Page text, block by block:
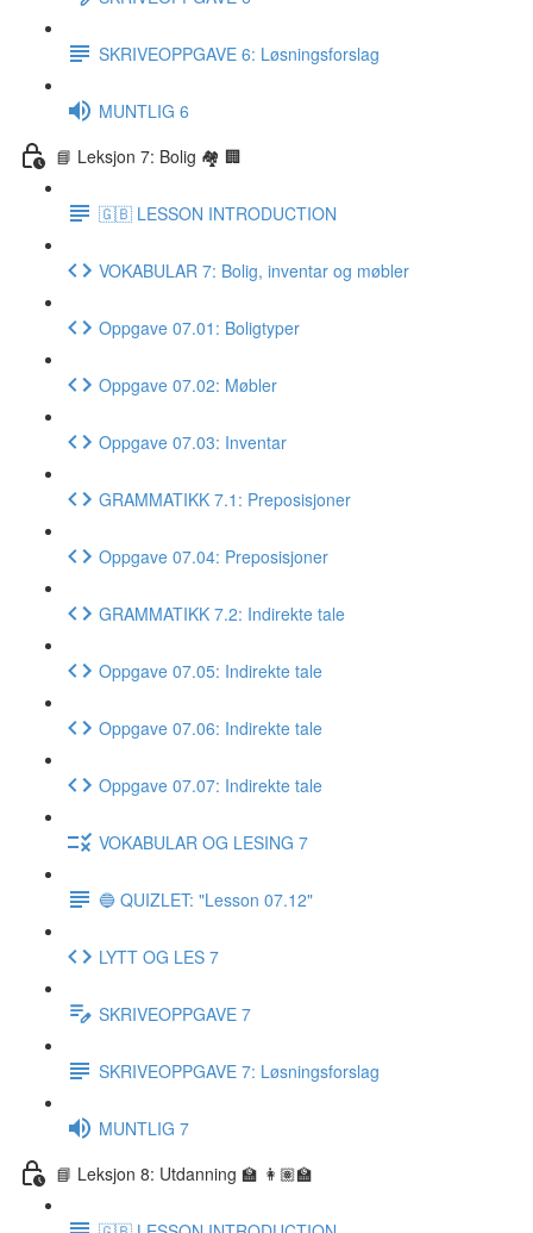
SKRIVEOPPGAVE 6: Løsningsforslag
MUNTLIG 6
📘 Leksjon 7: Bolig 🏘 🏢
🇬🇧 LESSON INTRODUCTION
VOKABULAR 7: Bolig, inventar og møbler
Oppgave 07.01: Boligtyper
Oppgave 07.02: Møbler
Oppgave 07.03: Inventar
GRAMMATIKK 7.1: Preposisjoner
Oppgave 07.04: Preposisjoner
GRAMMATIKK 7.2: Indirekte tale
Oppgave 07.05: Indirekte tale
Oppgave 07.06: Indirekte tale
Oppgave 07.07: Indirekte tale
VOKABULAR OG LESING 7
🔵 QUIZLET: "Lesson 07.12"
LYTT OG LES 7
SKRIVEOPPGAVE 7
SKRIVEOPPGAVE 7: Løsningsforslag
MUNTLIG 7
📘 Leksjon 8: Utdanning 🏫 👩🏽‍🏫